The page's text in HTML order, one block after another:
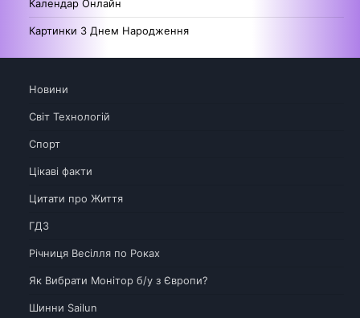
Календар Онлайн
Картинки З Днем Народження
Новини
Світ Технологій
Спорт
Цікаві факти
Цитати про Життя
ГДЗ
Річниця Весілля по Роках
Як Вибрати Монітор б/у з Європи?
Шинни Sailun